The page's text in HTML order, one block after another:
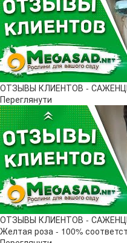
ОТЗЫВЫ КЛИЕНТОВ -
Переглянути
ОТЗЫВЫ КЛИЕНТОВ -
Желтая роза - 100%